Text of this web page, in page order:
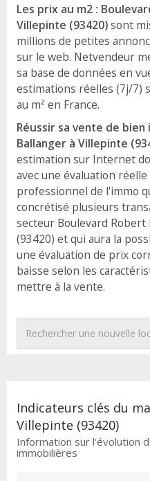
Les prix au m2 :
Villepinte (93420)sont
millions de petites
sur le web. Netvendeur
sa base de données en
estimations réelles (7j/7)
au m² en France.
Réussir sa vente de
Ballanger à Villepinte
estimation sur Internet
avec une évaluation
professionnel de l'immo
concrétisé plusieurs
secteur Boulevard
(93420) et qui aura la
une évaluation de prix
baisse selon les
mettre à la vente.
Indicateurs clés du
Villepinte (93420)
Information sur l'évolution
immobilières